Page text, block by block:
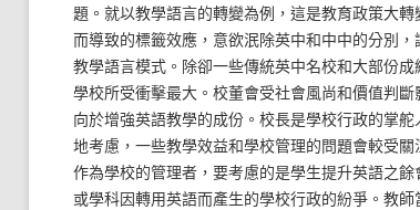
題。就以教學語言的轉變為例，這是教育政策大
而導致的標籤效應，意欲泯除英中和中中的分別
教學語言模式。除卻一些傳統英中名校和大部份
學校所受衝擊最大。校董會受社會風尚和價值判
向於增強英語教學的成份。校長是學校行政的掌
地考慮，一些教學效益和學校管理的問題會較受
作為學校的管理者，要考慮的是學生提升英語之
或學科因轉用英語而產生的學校行政的紛爭。教